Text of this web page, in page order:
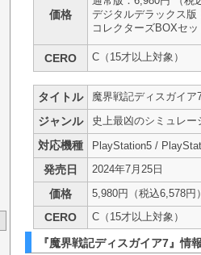
価格
デジタルデラックス版
コレクターズBOXセッ
CERO C（15才以上対象）
タイトル 魔界戦記ディスガイア
ジャンル 史上最凶のシミュレー
対応機種 PlayStation5 /
発売日 2024年7月25日
価格 5,980円（税込6,578円）
CERO C（15才以上対象）
『魔界戦記ディスガイア7』情報